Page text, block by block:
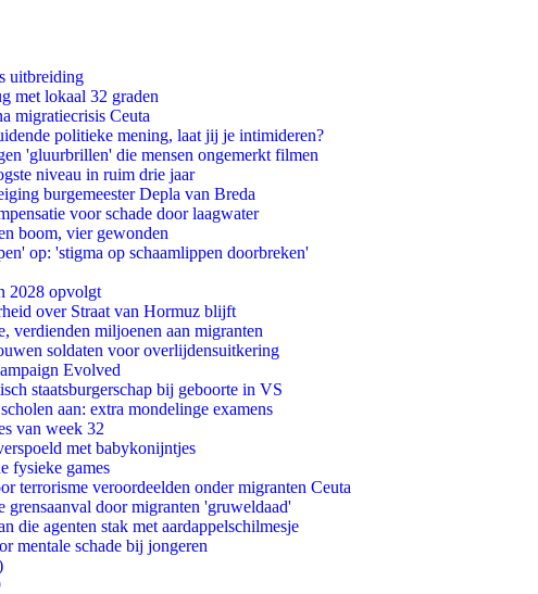
uitbreiding
met lokaal 32 graden
migratiecrisis Ceuta
politieke mening, laat jij je intimideren?
'gluurbrillen' die mensen ongemerkt filmen
niveau in ruim drie jaar
burgemeester Depla van Breda
voor schade door laagwater
boom, vier gewonden
op: 'stigma op schaamlippen doorbreken'
2028 opvolgt
over Straat van Hormuz blijft
verdienden miljoenen aan migranten
soldaten voor overlijdensuitkering
Evolved
staatsburgerschap bij geboorte in VS
aan: extra mondelinge examens
van week 32
met babykonijntjes
fysieke games
terrorisme veroordeelden onder migranten Ceuta
grensaanval door migranten 'gruweldaad'
die agenten stak met aardappelschilmesje
mentale schade bij jongeren